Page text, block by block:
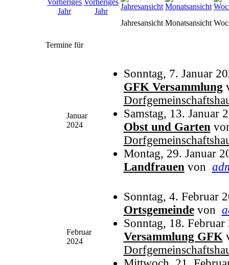
Jahresansicht Monatsansicht
Termine für
Januar
2024
Sonntag, 7. Januar
GFK Versammlung
Samstag, 13. Januar
Obst und Garten
Montag, 29. Januar
Landfrauenvon
Februar
2024
Sonntag, 4. Februar
Ortsgemeindevon
Sonntag, 18.
Versammlung GFK